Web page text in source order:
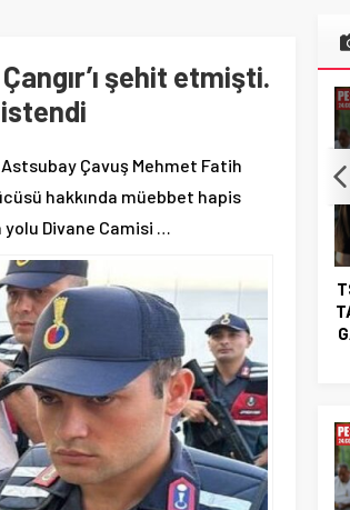
şehit etmişti.
Çavuş Mehmet Fatih
hakkında müebbet hapis
Divane Camisi …